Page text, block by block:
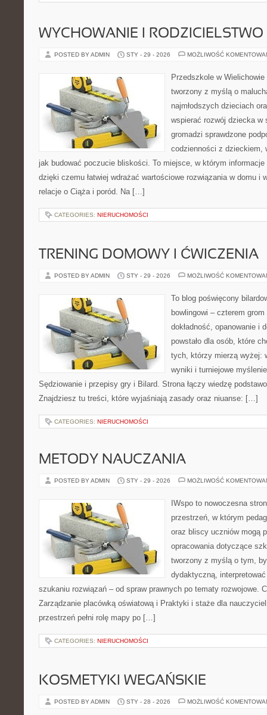
WYCHOWANIE I RODZICIELSTWO
POSTED BY ADMIN STY - 29 - 2026 MOŻLIWOŚĆ
Przedszkole w
tworzony z myślą o
najmłodszych dzieciach
wspierać rozwój dziecka w
gromadzi sprawdzone
codzienności z dzieckiem,
jak budować poczucie bliskości. To miejsce, w którym informacje
dzięki czemu łatwiej wdrażać wartościowe rozwiązania w domu i
relacje o Ciąża i poród. Na […]
CATEGORIES: NIERUCHOMOŚCI
TRENING DOMOWY I ĆWICZENIA
POSTED BY ADMIN STY - 29 - 2026 MOŻLIWOŚĆ
To blog poświęcony
bowlingowi – czterem
dokładność, opanowanie i
powstało dla osób, które
tych, którzy mierzą wyżej:
wyniki i turniejowe
Sędziowanie i przepisy gry i Bilard. Strona łączy wiedzę
Znajdziesz tu treści, które wyjaśniają zasady oraz niuanse: […]
CATEGORIES: NIERUCHOMOŚCI
METODY NAUCZANIA
POSTED BY ADMIN STY - 29 - 2026 MOŻLIWOŚĆ
IWspo to nowoczesna
przestrzeń, w którym
oraz bliscy uczniów mogą
opracowania dotyczące
tworzony z myślą o tym,
dydaktyczną,
szukaniu rozwiązań – od spraw prawnych po tematy rozwojowe.
Zarządzanie placówką oświatową i Praktyki i staże dla
przestrzeń pełni rolę mapy po […]
CATEGORIES: NIERUCHOMOŚCI
KOSMETYKI WEGAŃSKIE
POSTED BY ADMIN STY - 28 - 2026 MOŻLIWOŚĆ